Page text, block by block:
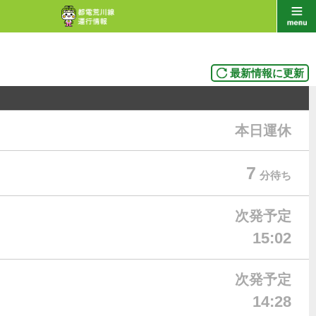
最新情報に更新
本日運休
7 分待ち
次発予定
15:02
次発予定
14:28